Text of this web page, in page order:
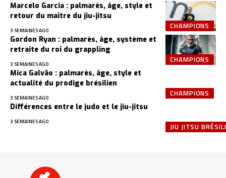
CHAMPIONS
Marcelo Garcia : palmarès, âge, style et
retour du maître du jiu-jitsu
3 SEMAINES AGO
CHAMPIONS
Gordon Ryan : palmarès, âge, système et
retraite du roi du grappling
3 SEMAINES AGO
CHAMPIONS
Mica Galvão : palmarès, âge, style et
actualité du prodige brésilien
3 SEMAINES AGO
JIU JITSU
Différences entre le judo et le jiu-jitsu
3 SEMAINES AGO